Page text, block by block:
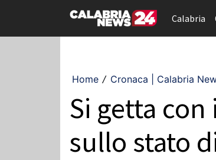
Calabria
Home / Cronaca | Calabria
Si getta con
sullo stato